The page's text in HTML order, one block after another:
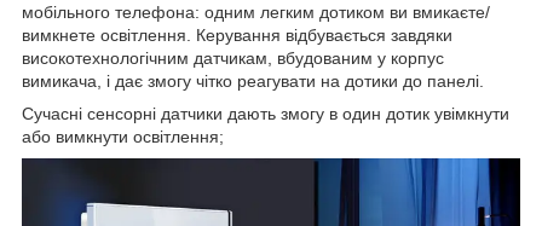
мобільного телефона: одним легким дотиком ви вмикаєте/
вимкнете освітлення. Керування відбувається завдяки
високотехнологічним датчикам, вбудованим у корпус
вимикача, і дає змогу чітко реагувати на дотики до панелі.
Сучасні сенсорні датчики дають змогу в один дотик увімкнути
або вимкнути освітлення;